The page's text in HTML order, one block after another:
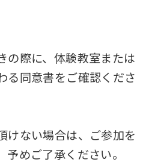
の際に、体験教室または
る同意書をご確認くださ
けない場合は、ご参加を
めご了承ください。
Japanese
version
of
website
will